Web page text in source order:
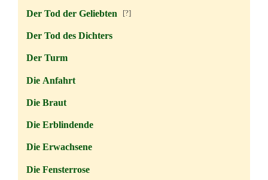
Der Tod der Geliebten [?]
Der Tod des Dichters
Der Turm
Die Anfahrt
Die Braut
Die Erblindende
Die Erwachsene
Die Fensterrose